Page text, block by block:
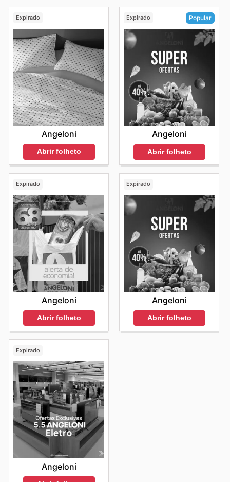
Expirado
Angeloni
Abrir folheto
Expirado Popular
Angeloni
Abrir folheto
Expirado
Angeloni
Abrir folheto
Expirado
Angeloni
Abrir folheto
Expirado
Angeloni